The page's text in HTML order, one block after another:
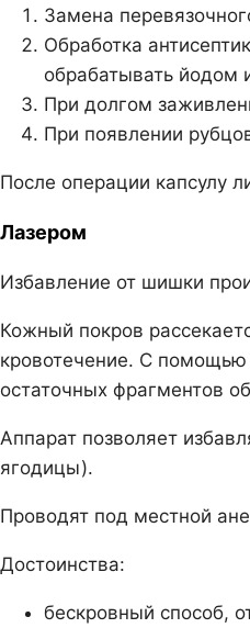
Замена
Обработка
обрабатывать йодом
При долгом
При появлении
После операции капсулу
Лазером
Избавление от шишки
Кожный покров
кровотечение. С помощью
остаточных фрагментов
Аппарат позволяет
ягодицы).
Проводят под местной
Достоинства:
бескровный способ,